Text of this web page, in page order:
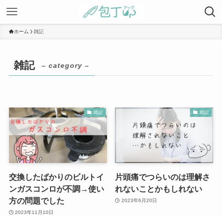
ホーム 雑記
雑記 – category –
雑記
交換したばかりのビルトイ
ンガスコンロが不調→使い
方の問題でした
2023年11月10日
雑記
片頭痛でつらいのは理解さ
れないことかもしれない
2023年6月20日